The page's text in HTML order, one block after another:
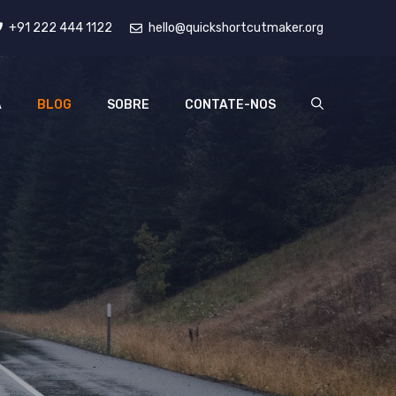
+91 222 444 1122 hello@quickshortcutmaker.org
BLOG SOBRE CONTATE-NOS